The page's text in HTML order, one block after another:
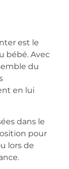
est le
bébé. Avec
du
en lui
dans le
pour
lors de